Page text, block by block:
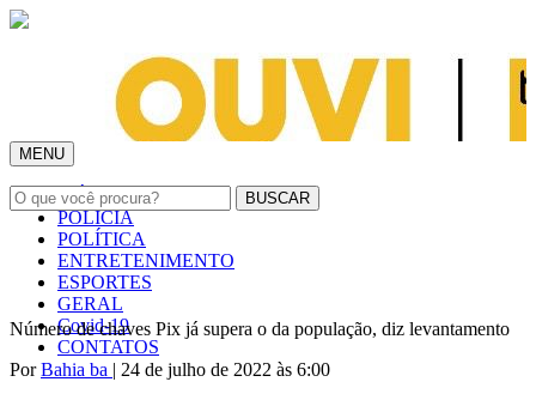
MENU
INÍCIO
POLÍCIA
POLÍTICA
ENTRETENIMENTO
ESPORTES
GERAL
Covid-19
CONTATOS
Número de chaves Pix já supera o da população, diz levantamento
PorBahia ba | 24 de julho de 2022 às 6:00